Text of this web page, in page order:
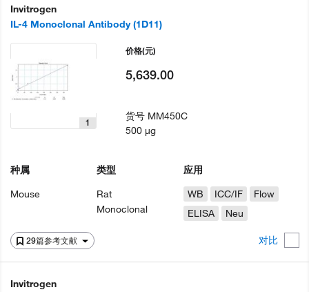
Invitrogen
IL-4 Monoclonal Antibody (1D11)
29篇参考文献 对比
1
种属
Mouse
类型
Rat
Monoclonal
应用
WB
ICC/IF
Flow
ELISA
Neu
价格(元)
5,639.00
货号 MM450C
500 µg
Invitrogen